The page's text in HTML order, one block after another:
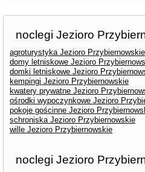
noclegi Jezioro
agroturystyka Jezioro Przybiernowskie
domy letniskowe Jezioro
domki letniskowe Jezioro
kempingi Jezioro Przybiernowskie
kwatery prywatne Jezioro
ośrodki wypoczynkowe Jezioro
pokoje gościnne Jezioro
schroniska Jezioro Przybiernowskie
wille Jezioro Przybiernowskie
noclegi Jezioro